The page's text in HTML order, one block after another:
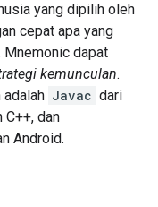
yang dipilih oleh
cepat apa yang
Mnemonic dapat
kemunculan.
adalah Javac dari
C++, dan
Android.